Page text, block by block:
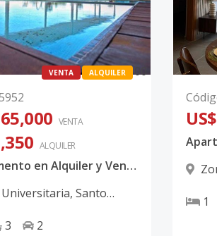
VENTA ALQUILER 00
VENTA
ALQUILER
Apartamento en Alquiler y Venta en el Malecon, con Balcón
, Santo
3 2
1